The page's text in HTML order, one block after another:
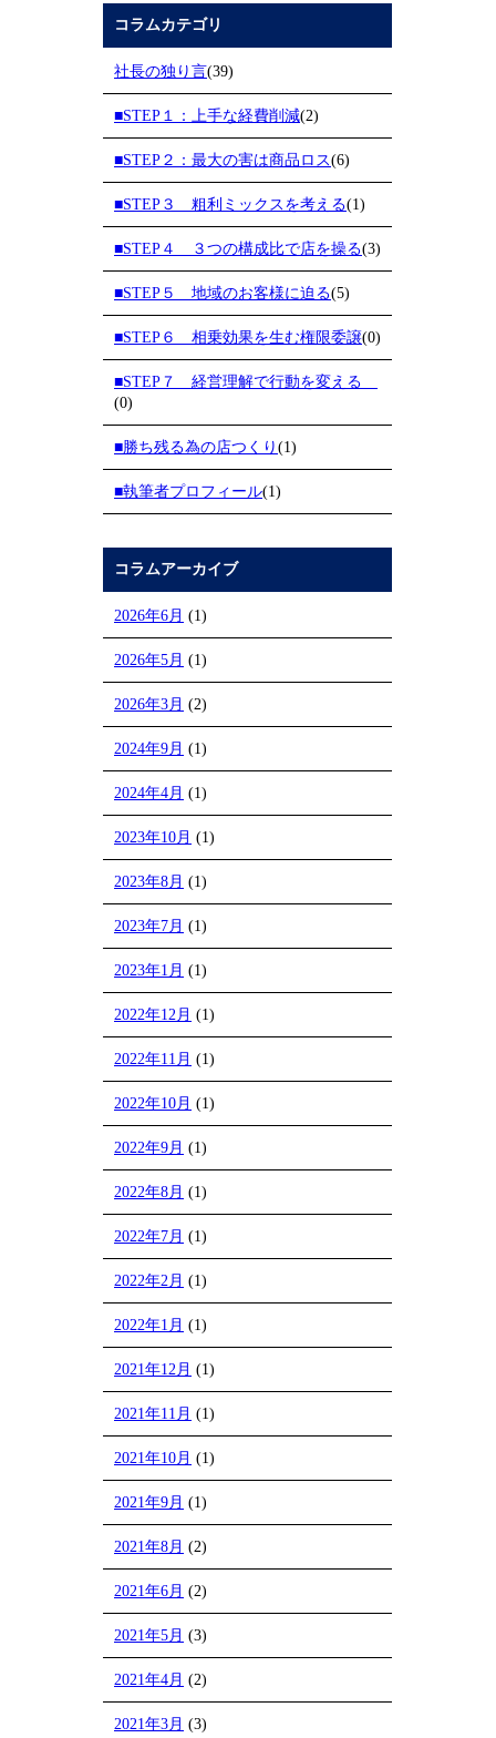
コラムカテゴリ
社長の独り言(39)
■STEP１：上手な経費削減(2)
■STEP２：最大の害は商品ロス(6)
■STEP３ 粗利ミックスを考える(1)
■STEP４ ３つの構成比で店を操る(3)
■STEP５ 地域のお客様に迫る(5)
■STEP６ 相乗効果を生む権限委譲(0)
■STEP７ 経営理解で行動を変える
(0)
■勝ち残る為の店つくり (1)
■執筆者プロフィール(1)
コラムアーカイブ
2026年6月 (1)
2026年5月 (1)
2026年3月 (2)
2024年9月 (1)
2024年4月 (1)
2023年10月 (1)
2023年8月 (1)
2023年7月 (1)
2023年1月 (1)
2022年12月 (1)
2022年11月 (1)
2022年10月 (1)
2022年9月 (1)
2022年8月 (1)
2022年7月 (1)
2022年2月 (1)
2022年1月 (1)
2021年12月 (1)
2021年11月 (1)
2021年10月 (1)
2021年9月 (1)
2021年8月 (2)
2021年6月 (2)
2021年5月 (3)
2021年4月 (2)
2021年3月 (3)